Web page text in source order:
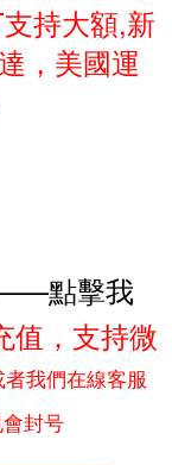
持大額,新
，美國運
點擊我
值，支持微
者我們在線客服
封号